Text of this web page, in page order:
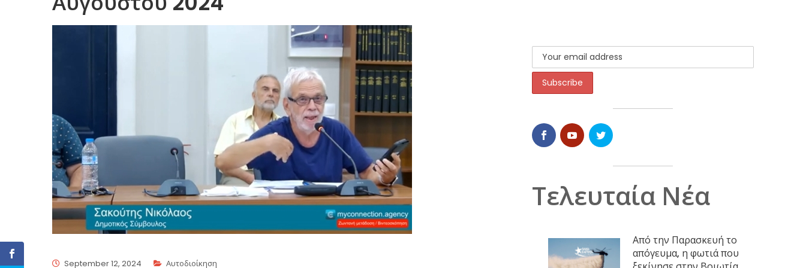
September 12, 2024 Αυτοδιοίκηση
Τελευταία Νέα
Από την Παρασκευή το
απόγευμα, η φωτιά που